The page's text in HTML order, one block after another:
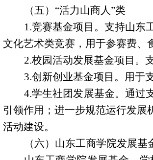
（五） “活力山商人”类
1.竞赛基金项目。支持山东
文化艺术类竞赛，用于参赛费、
2.校园活动发展基金项目。
3.创新创业基金项目。用于
4.学生社团发展基金。通过
引领作用；进一步规范运行发展
活动建设。
（六）山东工商学院发展基